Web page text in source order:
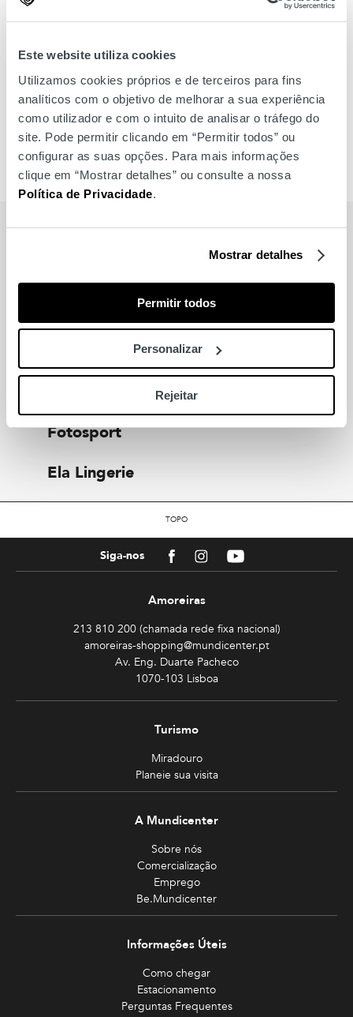
Este website utiliza cookies
Utilizamos cookies próprios e de terceiros para fins
analíticos com o objetivo de melhorar a sua experiência
como utilizador e com o intuito de analisar o tráfego do
site. Pode permitir clicando em “Permitir todos” ou
configurar as suas opções. Para mais informações
clique em “Mostrar detalhes” ou consulte a nossa
Política de Privacidade.
Mostrar detalhes
Permitir todos
Personalizar
Rejeitar
Também para si
Yellow Metric
Loja das Meias
Fotosport
Ela Lingerie
TOPO
Siga-nos FacebookInstagramYoutube
Amoreiras
213 810 200 (chamada rede fixa nacional)
amoreiras-shopping@mundicenter.pt
Av. Eng. Duarte Pacheco
1070-103 Lisboa
Turismo
Miradouro
Planeie sua visita
A Mundicenter
Sobre nós
Comercialização
Emprego
Be.Mundicenter
Informações Úteis
Como chegar
Estacionamento
Perguntas Frequentes